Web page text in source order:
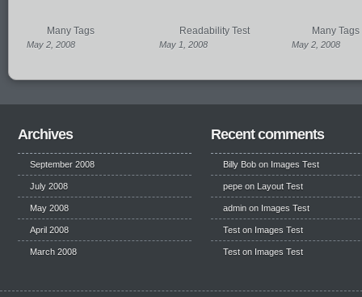
Many Tags
May 2, 2008
Readability Test
May 1, 2008
Many Tags
May 2, 2008
Archives
September 2008
July 2008
May 2008
April 2008
March 2008
Recent comments
Billy Bob on Images Test
pepe on Layout Test
admin on Images Test
Test on Images Test
Test on Images Test